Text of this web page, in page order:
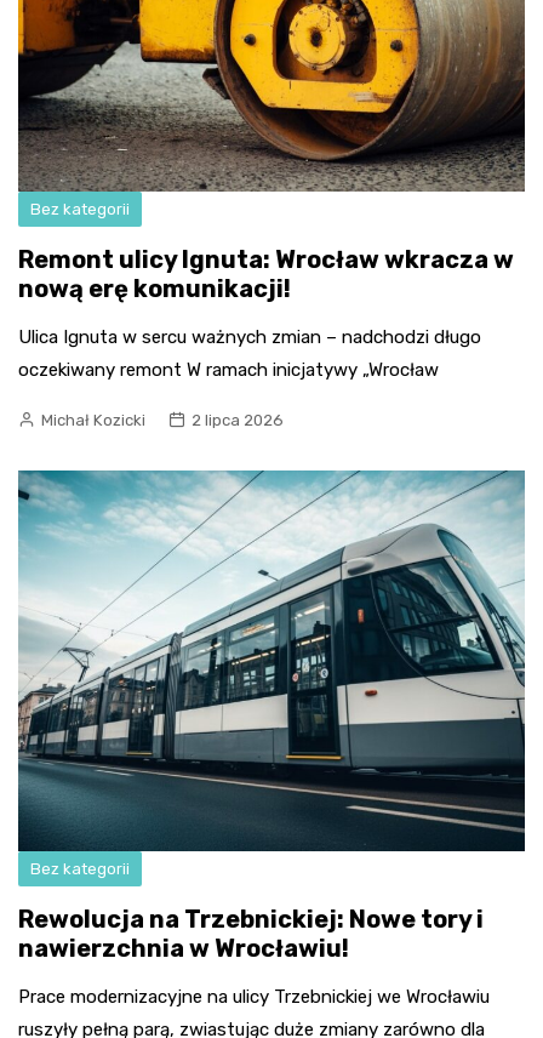
Bez kategorii
Remont ulicy Ignuta: Wrocław wkracza w
nową erę komunikacji!
Ulica Ignuta w sercu ważnych zmian – nadchodzi długo
oczekiwany remont W ramach inicjatywy „Wrocław
Michał Kozicki 2 lipca 2026
Bez kategorii
Rewolucja na Trzebnickiej: Nowe tory i
nawierzchnia w Wrocławiu!
Prace modernizacyjne na ulicy Trzebnickiej we Wrocławiu
ruszyły pełną parą, zwiastując duże zmiany zarówno dla